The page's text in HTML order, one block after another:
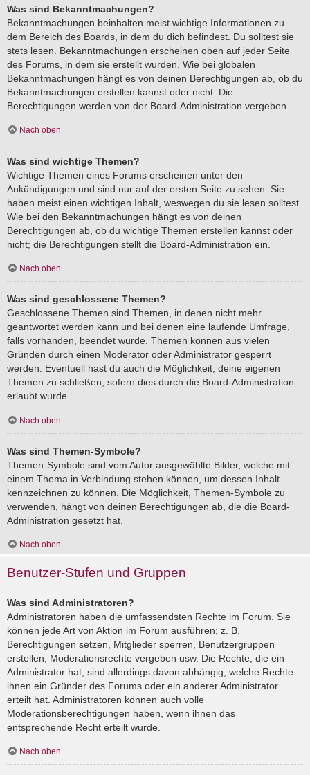
Was sind Bekanntmachungen?
Bekanntmachungen beinhalten meist wichtige Informationen zu
dem Bereich des Boards, in dem du dich befindest. Du solltest sie
stets lesen. Bekanntmachungen erscheinen oben auf jeder Seite
des Forums, in dem sie erstellt wurden. Wie bei globalen
Bekanntmachungen hängt es von deinen Berechtigungen ab, ob du
Bekanntmachungen erstellen kannst oder nicht. Die
Berechtigungen werden von der Board-Administration vergeben.
Nach oben
Was sind wichtige Themen?
Wichtige Themen eines Forums erscheinen unter den
Ankündigungen und sind nur auf der ersten Seite zu sehen. Sie
haben meist einen wichtigen Inhalt, weswegen du sie lesen solltest.
Wie bei den Bekanntmachungen hängt es von deinen
Berechtigungen ab, ob du wichtige Themen erstellen kannst oder
nicht; die Berechtigungen stellt die Board-Administration ein.
Nach oben
Was sind geschlossene Themen?
Geschlossene Themen sind Themen, in denen nicht mehr
geantwortet werden kann und bei denen eine laufende Umfrage,
falls vorhanden, beendet wurde. Themen können aus vielen
Gründen durch einen Moderator oder Administrator gesperrt
werden. Eventuell hast du auch die Möglichkeit, deine eigenen
Themen zu schließen, sofern dies durch die Board-Administration
erlaubt wurde.
Nach oben
Was sind Themen-Symbole?
Themen-Symbole sind vom Autor ausgewählte Bilder, welche mit
einem Thema in Verbindung stehen können, um dessen Inhalt
kennzeichnen zu können. Die Möglichkeit, Themen-Symbole zu
verwenden, hängt von deinen Berechtigungen ab, die die Board-
Administration gesetzt hat.
Nach oben
Benutzer-Stufen und Gruppen
Was sind Administratoren?
Administratoren haben die umfassendsten Rechte im Forum. Sie
können jede Art von Aktion im Forum ausführen; z. B.
Berechtigungen setzen, Mitglieder sperren, Benutzergruppen
erstellen, Moderationsrechte vergeben usw. Die Rechte, die ein
Administrator hat, sind allerdings davon abhängig, welche Rechte
ihnen ein Gründer des Forums oder ein anderer Administrator
erteilt hat. Administratoren können auch volle
Moderationsberechtigungen haben, wenn ihnen das
entsprechende Recht erteilt wurde.
Nach oben